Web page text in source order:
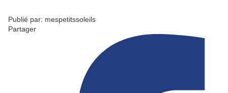
Publié par: mespetitssoleils
Partager